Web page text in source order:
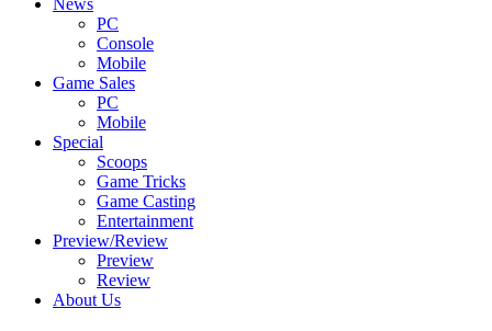
News
PC
Console
Mobile
Game Sales
PC
Mobile
Special
Scoops
Game Tricks
Game Casting
Entertainment
Preview/Review
Preview
Review
About Us